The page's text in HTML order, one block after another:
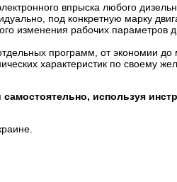
впрыска любого
под конкретную марку
изменения рабочих параметров
программ, от экономии
характеристик по своему
используя